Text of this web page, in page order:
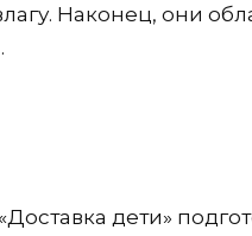
Наконец, они
«Доставка дети»